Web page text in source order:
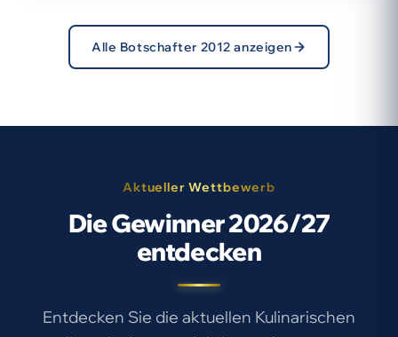
Alle Botschafter 2012 anzeigen
Aktueller Wettbewerb
Die Gewinner 2026/27
entdecken
Entdecken Sie die aktuellen Kulinarischen